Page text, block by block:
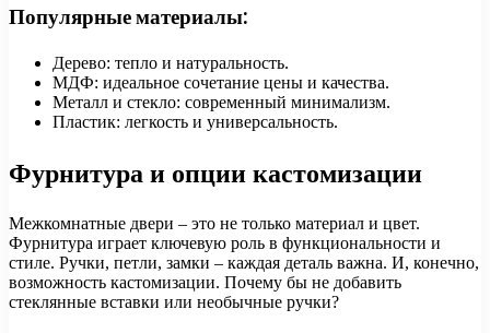
Популярные материалы:
Дерево: тепло и натуральность.
МДФ: идеальное сочетание цены и качества.
Металл и стекло: современный минимализм.
Пластик: легкость и универсальность.
Фурнитура и опции кастомизации
Межкомнатные двери – это не только материал и цвет.
Фурнитура играет ключевую роль в функциональности и
стиле. Ручки, петли, замки – каждая деталь важна. И, конечно,
возможность кастомизации. Почему бы не добавить
стеклянные вставки или необычные ручки?